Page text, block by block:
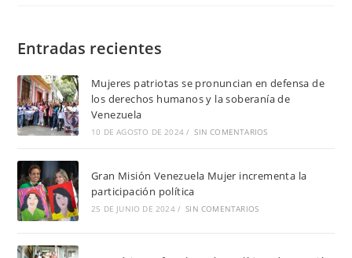
Entradas recientes
Mujeres patriotas se pronuncian en defensa de
los derechos humanos y la soberanía de
Venezuela
10 DE AGOSTO DE 2024 / SIN COMENTARIOS
Gran Misión Venezuela Mujer incrementa la
participación política
25 DE JUNIO DE 2024 / SIN COMENTARIOS